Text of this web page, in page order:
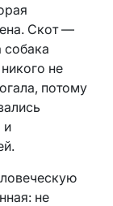
Скот —
не
потому
и
не